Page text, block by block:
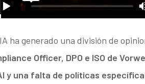
ha generado una división de
Officer, DPO e ISO de
y una falta de políticas